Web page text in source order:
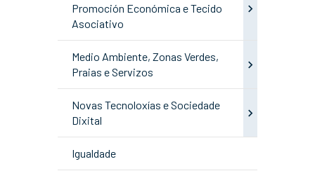
Promoción Económica e Tecido
Asociativo
Medio Ambiente, Zonas Verdes,
Praias e Servizos
Novas Tecnoloxías e Sociedade
Dixital
Igualdade